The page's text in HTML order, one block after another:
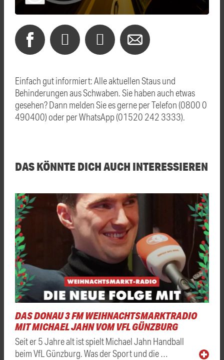
Einfach gut informiert: Alle aktuellen Staus und
Behinderungen aus Schwaben. Sie haben auch etwas
gesehen? Dann melden Sie es gerne per Telefon (0800 0
490400) oder per WhatsApp (01520 242 3333).
DAS KÖNNTE DICH AUCH INTERESSIEREN
DAS DONAU 3 FM WEIHNACHTSMARKTRADIO
MIT MICHAEL JAHN VOM VFL GÜNZBURG
Seit er 5 Jahre alt ist spielt Michael Jahn Handball
beim VfL Günzburg. Was der Sport und die …